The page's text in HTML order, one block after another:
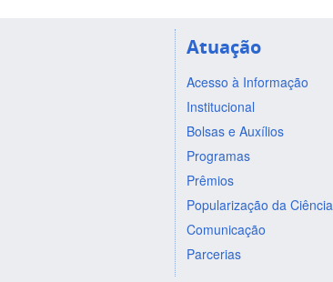
Atuação
Acesso à Informação
Institucional
Bolsas e Auxílios
Programas
Prêmios
Popularização da Ciência
Comunicação
Parcerias